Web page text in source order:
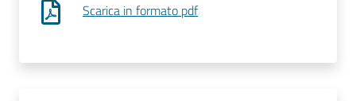
Scarica in formato pdf